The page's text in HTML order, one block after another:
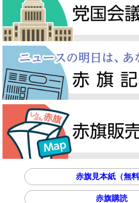
赤旗見本紙（無料
赤旗購読